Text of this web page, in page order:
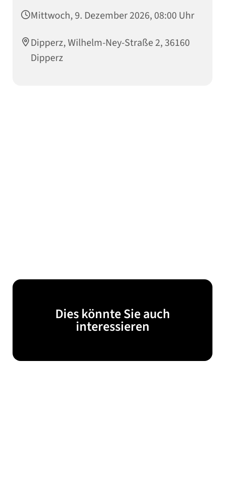
Mittwoch, 9. Dezember 2026, 08:00 Uhr
Dipperz, Wilhelm-Ney-Straße 2, 36160
Dipperz
Dies könnte Sie auch
interessieren